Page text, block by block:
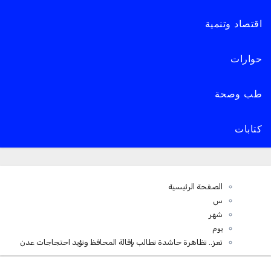
اقتصاد وتنمية
حوارات
طب وصحة
كتابات
الصفحة الرئيسية
س
شهر
يوم
تعز.. تظاهرة حاشدة تطالب بإقالة المحافظ وتؤيد احتجاجات عدن